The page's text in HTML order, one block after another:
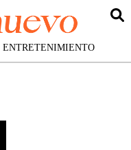
ENTRETENIMIENTO